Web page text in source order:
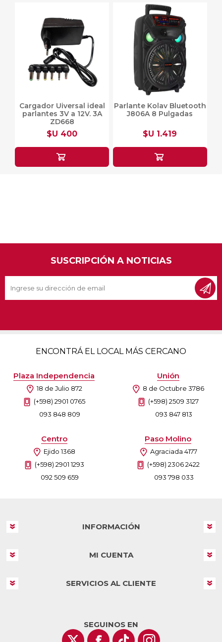
Cargador Uiversal ideal
parlantes 3V a 12V. 3A
ZD668
$U 400
Parlante Kolav Bluetooth
J806A 8 Pulgadas
$U 1.419
SUSCRIPCIÓN A NOTICIAS
ENCONTRÁ EL LOCAL MÁS CERCANO
Plaza Independencia
18 de Julio 872
(+598) 2901 0765
093 848 809
Unión
8 de Octubre 3786
(+598) 2509 3127
093 847 813
Centro
Ejido 1368
(+598) 2901 1293
092 509 659
Paso Molino
Agraciada 4177
(+598) 2306 2422
093 798 033
INFORMACIÓN
MI CUENTA
SERVICIOS AL CLIENTE
SEGUINOS EN